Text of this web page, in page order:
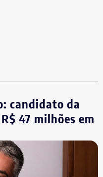
candidato da
47 milhões em